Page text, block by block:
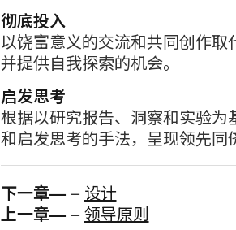
彻底投入
以饶富意义的交流和共同创作取
并提供自我探索的机会。
启发思考
根据以研究报告、洞察和实验
和启发思考的手法，呈现领先同
下一章—– 设计
上一章—– 领导原则